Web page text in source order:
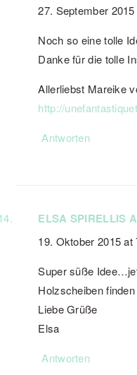
27. September
Noch so eine tolle
Danke für die tolle
Allerliebst Mareike
http://
Antworten
ELSA SPIRELLIS
19. Oktober 2015 at
Super süße
Holzscheiben
Liebe Grüße
Elsa
Antworten